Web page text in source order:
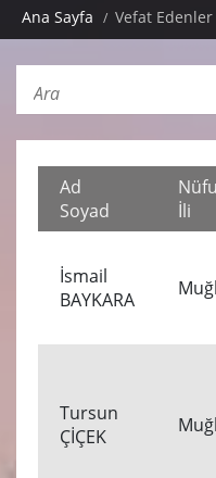
Ana Sayfa Vefat Edenler
Ad
Soyad
İli
İsmail
BAYKARA
Tursun
ÇİÇEK